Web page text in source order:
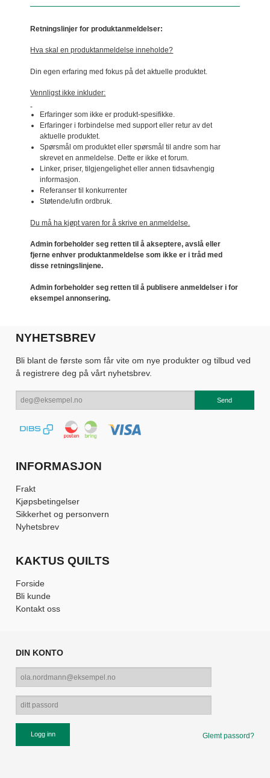
Retningslinjer for produktanmeldelser:
Hva skal en produktanmeldelse inneholde?
Din egen erfaring med fokus på det aktuelle produktet.
Vennligst ikke inkluder:
Erfaringer som ikke er produkt-spesifikke.
Erfaringer i forbindelse med support eller retur av det
aktuelle produktet.
Spørsmål om produktet eller spørsmål til andre som har
skrevet en anmeldelse. Dette er ikke et forum.
Linker, priser, tilgjengelighet eller annen tidsavhengig
informasjon.
Referanser til konkurrenter
Støtende/ufin ordbruk.
Du må ha kjøpt varen for å skrive en anmeldelse.
Admin forbeholder seg retten til å akseptere, avslå eller
fjerne enhver produktanmeldelse som ikke er i tråd med
disse retningslinjene.
Admin forbeholder seg retten til å publisere anmeldelser i for
eksempel annonsering.
NYHETSBREV
Bli blant de første som får vite om nye produkter og tilbud ved
å registrere deg på vårt nyhetsbrev.
INFORMASJON
Frakt
Kjøpsbetingelser
Sikkerhet og personvern
Nyhetsbrev
KAKTUS QUILTS
Forside
Bli kunde
Kontakt oss
DIN KONTO
Glemt passord?